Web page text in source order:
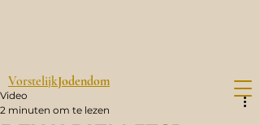
VorstelijkJodendom
Video
2 minuten om te lezen